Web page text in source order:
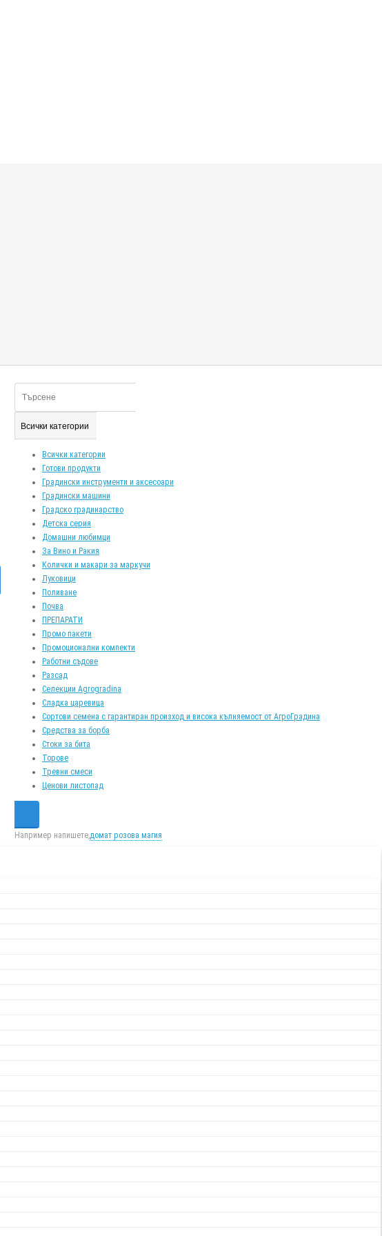
Всички категории
Всички категории
Готови продукти
Градински инструменти и аксесоари
Градински машини
Градско градинарство
Детска серия
Домашни любимци
За Вино и Ракия
Колички и макари за маркучи
Луковици
Поливане
Почва
ПРЕПАРАТИ
Промо пакети
Промоционални компекти
Работни съдове
Разсад
Селекции Agrogradina
Сладка царевица
Сортови семена с гарантиран произход и висока кълняемост от АгроГрадина
Средства за борба
Стоки за бита
Торове
Тревни смеси
Ценови листопад
Например напишете,домат розова магия